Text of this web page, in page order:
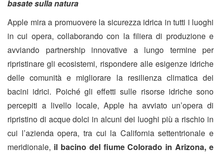
basate sulla natura
Apple mira a promuovere la sicurezza idrica in tutti i luoghi
in cui opera, collaborando con la filiera di produzione e
avviando partnership innovative a lungo termine per
ripristinare gli ecosistemi, rispondere alle esigenze idriche
delle comunità e migliorare la resilienza climatica dei
bacini idrici. Poiché gli effetti sulle risorse idriche sono
percepiti a livello locale, Apple ha avviato un’opera di
ripristino di acque dolci in alcuni dei luoghi più a rischio in
cui l’azienda opera, tra cui la California settentrionale e
meridionale, il bacino del fiume Colorado in Arizona, e